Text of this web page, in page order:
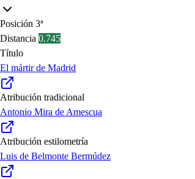
Posición 3ª
Distancia 0.745
Título
El mártir de Madrid
Atribución tradicional
Antonio Mira de Amescua
Atribución estilometría
Luis de Belmonte Bermúdez